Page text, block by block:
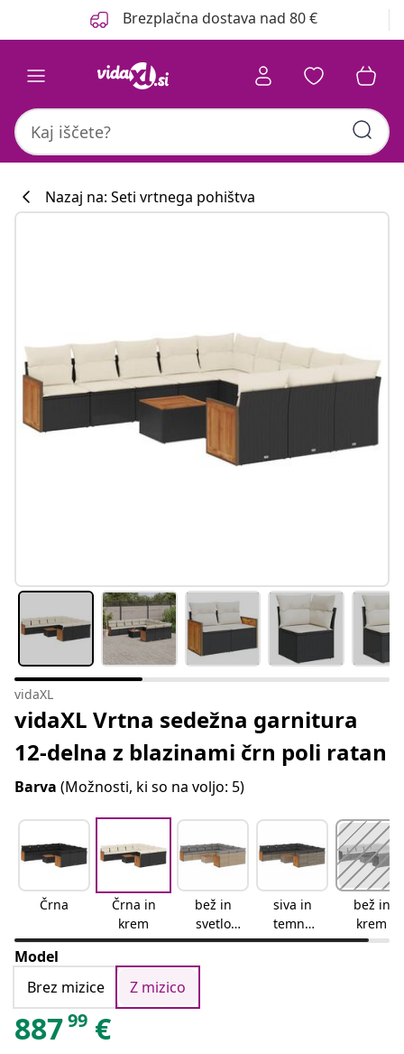
Brezplačna dostava nad 80 €
Nazaj na: Seti vrtnega pohištva
vidaXL
vidaXL Vrtna sedežna garnitura
12-delna z blazinami črn poli ratan
Barva (Možnosti, ki so na voljo: 5)
Črna
Črna in
krem
bež in
svetlo
siva
siva in
temno
siva
bež in
krem
Model
Brez mizice
Z mizico
88799 €